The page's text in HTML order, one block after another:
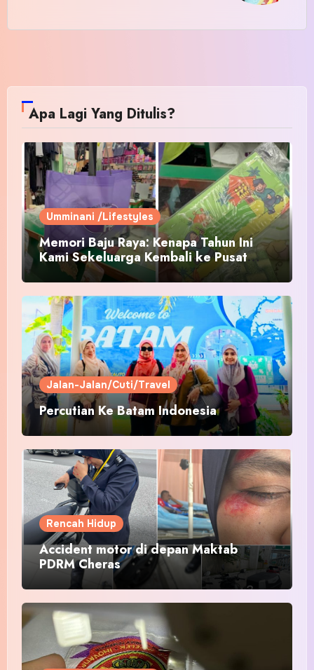
Apa Lagi Yang Ditulis?
Umminani /Lifestyles
Memori Baju Raya: Kenapa Tahun Ini
Kami Sekeluarga Kembali ke Pusat
Pakaian Hari-Hari?
Jalan-Jalan/Cuti/Travel
Percutian Ke Batam Indonesia
Rencah Hidup
Accident motor di depan Maktab
PDRM Cheras